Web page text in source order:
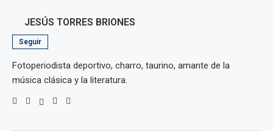
JESÚS TORRES BRIONES
Seguir
Fotoperiodista deportivo, charro, taurino, amante de la
música clásica y la literatura.